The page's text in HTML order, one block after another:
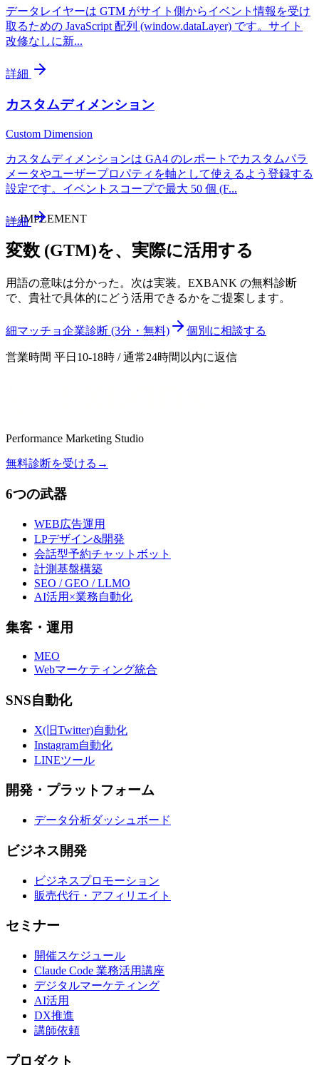
データレイヤーは GTM がサイト側からイベント情報を受け
取るための JavaScript 配列 (window.dataLayer) です。サイト
改修なしに新...
詳細
カスタムディメンション
Custom Dimension
カスタムディメンションは GA4 のレポートでカスタムパラ
メータやユーザープロパティを軸として使えるよう登録する
設定です。イベントスコープで最大 50 個 (F...
詳細
—IMPLEMENT
変数 (GTM)を、実際に活用する
用語の意味は分かった。次は実装。EXBANK の無料診断
で、貴社で具体的にどう活用できるかをご提案します。
細マッチョ企業診断 (3分・無料) 個別に相談する
営業時間 平日10-18時 / 通常24時間以内に返信
Performance Marketing Studio
無料診断を受ける →
6つの武器
WEB広告運用
LPデザイン&開発
会話型予約チャットボット
計測基盤構築
SEO / GEO / LLMO
AI活用×業務自動化
集客・運用
MEO
Webマーケティング統合
SNS自動化
X(旧Twitter)自動化
Instagram自動化
LINEツール
開発・プラットフォーム
データ分析ダッシュボード
ビジネス開発
ビジネスプロモーション
販売代行・アフィリエイト
セミナー
開催スケジュール
Claude Code 業務活用講座
デジタルマーケティング
AI活用
DX推進
講師依頼
プロダクト